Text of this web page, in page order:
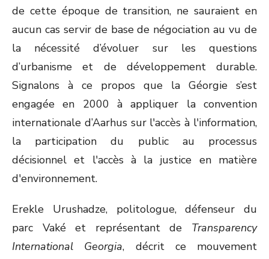
de cette époque de transition, ne sauraient en
aucun cas servir de base de négociation au vu de
la nécessité d’évoluer sur les questions
d’urbanisme et de développement durable.
Signalons à ce propos que la Géorgie s’est
engagée en 2000 à appliquer la convention
internationale d’Aarhus sur l'accès à l'information,
la participation du public au processus
décisionnel et l'accès à la justice en matière
d'environnement.
Erekle Urushadze, politologue, défenseur du
parc Vaké et représentant de Transparency
International Georgia, décrit ce mouvement